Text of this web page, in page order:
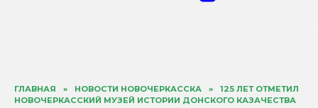
ГЛАВНАЯ » НОВОСТИ НОВОЧЕРКАССКА »
125 ЛЕТ ОТМЕТИЛ
НОВОЧЕРКАССКИЙ МУЗЕЙ ИСТОРИИ ДОНСКОГО КАЗАЧЕСТВА